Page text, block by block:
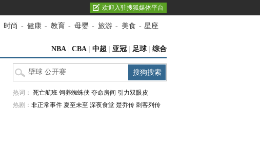
欢迎入驻搜狐媒体平台
时尚 - 健康 - 教育 - 母婴 - 旅游 - 美食 - 星座
NBA CBA 中超 亚冠 足球 综合
热词： 死亡航班 饲养蜘蛛侠 夺命房间 引力双眼皮
热剧： 非正常事件 夏至未至 深夜食堂 楚乔传 刺客列传